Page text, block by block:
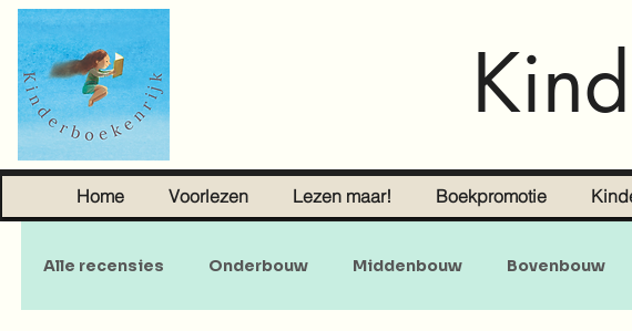
Home Voorlezen Lezen maar! Boekpromotie
Alle recensies Onderbouw Middenbouw Bovenbouw